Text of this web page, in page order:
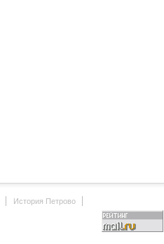
История Петрово